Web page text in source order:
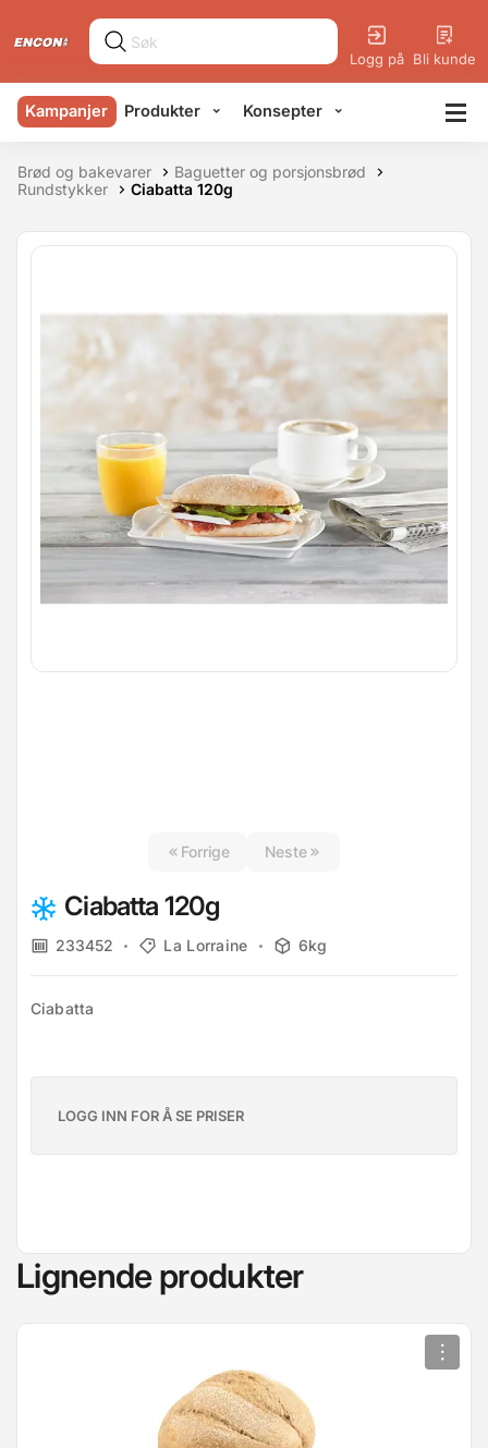
Logg på Bli kunde
Kampanjer Produkter Konsepter
Brød og bakevarer
Baguetter og porsjonsbrød
Rundstykker
Ciabatta 120g
Forrige Neste
Ciabatta 120g
233452 La Lorraine 6kg
Ciabatta
LOGG INN FOR Å SE PRISER
Lignende produkter